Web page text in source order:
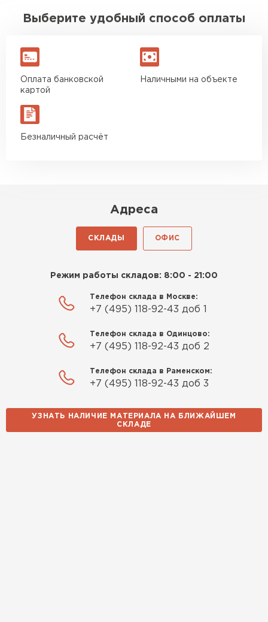
Выберите удобный способ оплаты
Оплата банковской
картой
Наличными на объекте
Безналичный расчёт
Адреса
СКЛАДЫ ОФИС
Режим работы складов: 8:00 - 21:00
Телефон склада в Москве:
+7 (495) 118-92-43 доб 1
Телефон склада в Одинцово:
+7 (495) 118-92-43 доб 2
Телефон склада в Раменском:
+7 (495) 118-92-43 доб 3
УЗНАТЬ НАЛИЧИЕ МАТЕРИАЛА НА БЛИЖАЙШЕМ
СКЛАДЕ
ПЕРЕЙТИ
Шифер